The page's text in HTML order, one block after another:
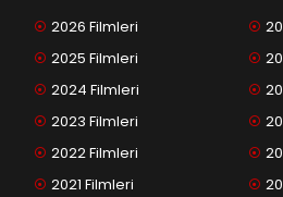
2026 Filmleri
2025 Filmleri
2024 Filmleri
2023 Filmleri
2022 Filmleri
2021 Filmleri